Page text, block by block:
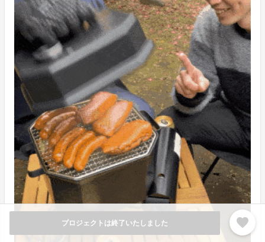
プロジェクトは終了いたしました favorite